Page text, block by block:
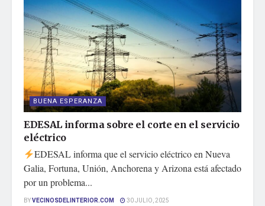
BUENA ESPERANZA
EDESAL informa sobre el corte en el servicio
eléctrico
EDESAL informa que el servicio eléctrico en Nueva
Galia, Fortuna, Unión, Anchorena y Arizona está afectado
por un problema...
BYVECINOSDELINTERIOR.COM 30 JULIO, 2025